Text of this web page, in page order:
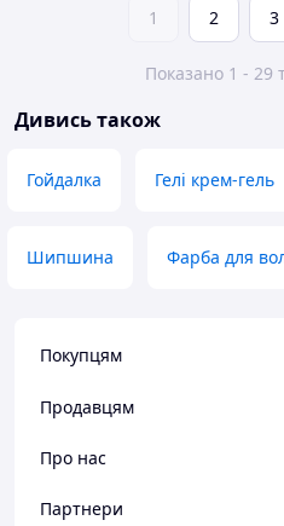
1 2 3
Показано 1 - 29
Дивись також
Гойдалка Гелі крем-гель
Шипшина Фарба для
Покупцям
Продавцям
Про нас
Партнери